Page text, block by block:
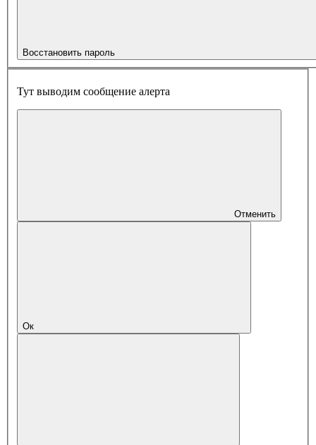
Восстановить пароль
Тут выводим сообщение алерта
Отменить
Ок